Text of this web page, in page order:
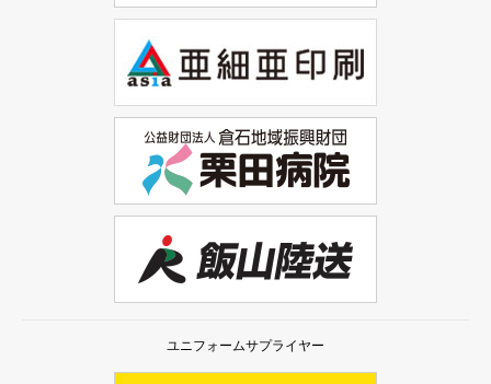
ユニフォームサプライヤー